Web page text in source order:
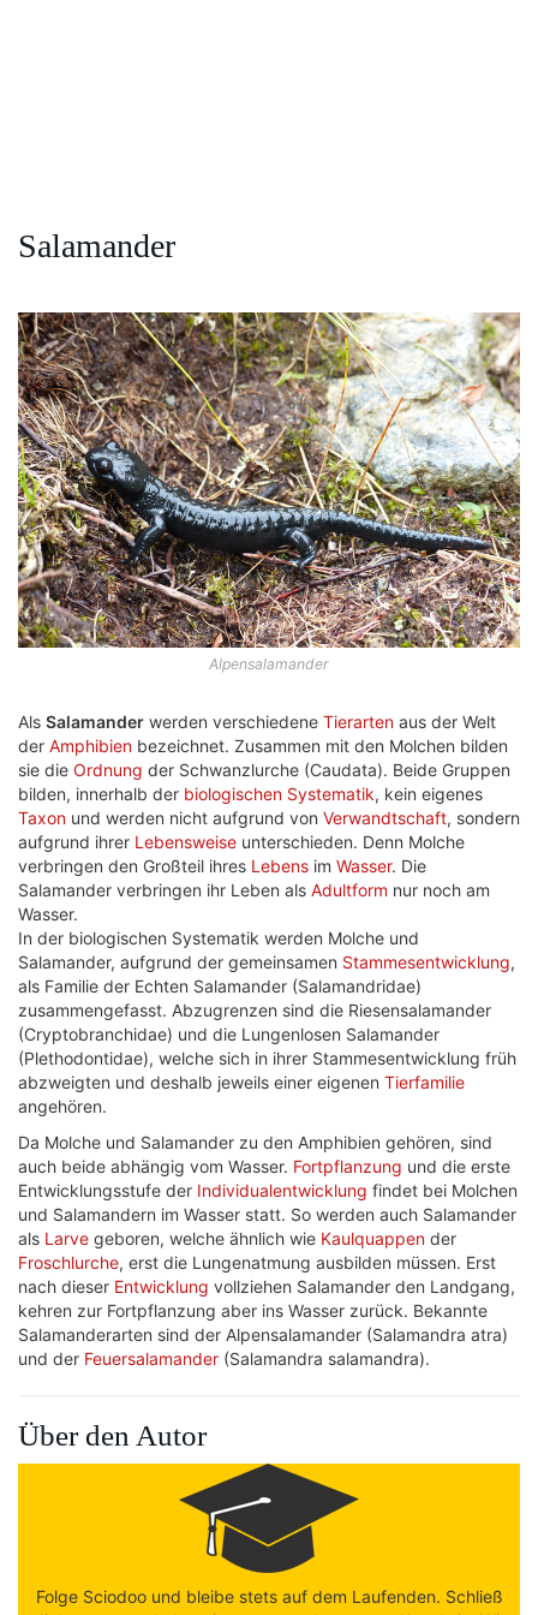
Salamander
Alpensalamander
Als Salamander werden verschiedene Tierarten aus der Welt
der Amphibien bezeichnet. Zusammen mit den Molchen bilden
sie die Ordnung der Schwanzlurche (Caudata). Beide Gruppen
bilden, innerhalb der biologischen Systematik, kein eigenes
Taxon und werden nicht aufgrund von Verwandtschaft, sondern
aufgrund ihrer Lebensweise unterschieden. Denn Molche
verbringen den Großteil ihres Lebens im Wasser. Die
Salamander verbringen ihr Leben als Adultform nur noch am
Wasser.
In der biologischen Systematik werden Molche und
Salamander, aufgrund der gemeinsamen Stammesentwicklung,
als Familie der Echten Salamander (Salamandridae)
zusammengefasst. Abzugrenzen sind die Riesensalamander
(Cryptobranchidae) und die Lungenlosen Salamander
(Plethodontidae), welche sich in ihrer Stammesentwicklung früh
abzweigten und deshalb jeweils einer eigenen Tierfamilie
angehören.
Da Molche und Salamander zu den Amphibien gehören, sind
auch beide abhängig vom Wasser. Fortpflanzung und die erste
Entwicklungsstufe der Individualentwicklung findet bei Molchen
und Salamandern im Wasser statt. So werden auch Salamander
als Larve geboren, welche ähnlich wie Kaulquappen der
Froschlurche, erst die Lungenatmung ausbilden müssen. Erst
nach dieser Entwicklung vollziehen Salamander den Landgang,
kehren zur Fortpflanzung aber ins Wasser zurück. Bekannte
Salamanderarten sind der Alpensalamander (Salamandra atra)
und der Feuersalamander (Salamandra salamandra).
Über den Autor
Folge Sciodoo und bleibe stets auf dem Laufenden. Schließ